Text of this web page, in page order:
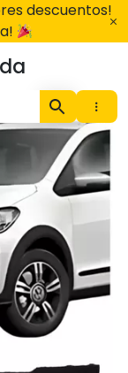
descuentos!